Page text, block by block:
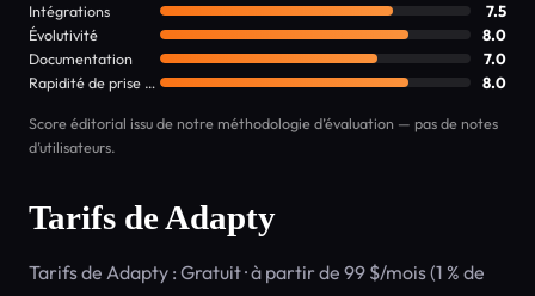
Intégrations
7.5
Évolutivité
8.0
Documentation
7.0
Rapidité de prise en main
8.0
Score éditorial issu de notre méthodologie d’évaluation — pas de notes
d’utilisateurs.
Tarifs de Adapty
Tarifs de Adapty : Gratuit · à partir de 99 $/mois (1 % de